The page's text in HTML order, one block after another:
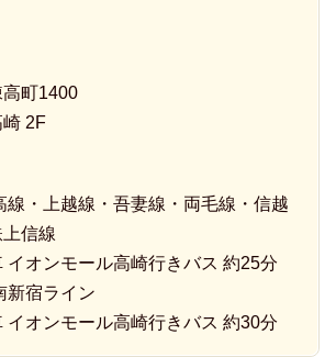
町1400
2F
線・上越線・吾妻線・両毛線・信越
信線
イオンモール高崎行きバス 約25分
新宿ライン
イオンモール高崎行きバス 約30分